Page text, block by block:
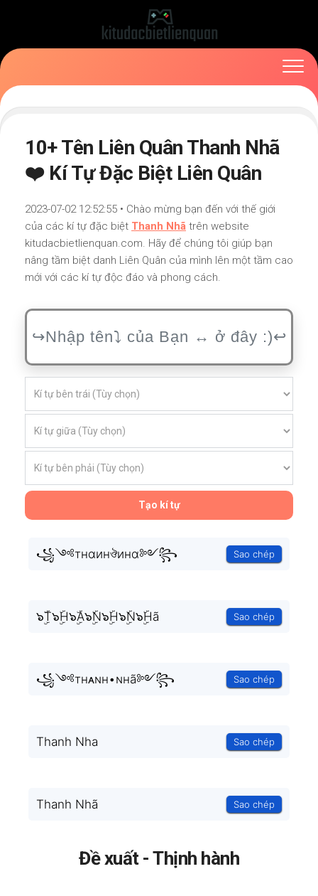
10+ Tên Liên Quân Thanh Nhã
❤️ Kí Tự Đặc Biệt Liên Quân
2023-07-02 12:52:55 • Chào mừng bạn đến với thế giới
của các kí tự đặc biệt Thanh Nhã trên website
kitudacbietlienquan.com. Hãy để chúng tôi giúp bạn
nâng tầm biệt danh Liên Quân của mình lên một tầm cao
mới với các kí tự độc đáo và phong cách.
Tạo kí tự
꧁༺тнαинঔинα༻꧂ Sao chép
๖ۣۜT๖ۣۜH๖ۣۜA๖ۣۜN๖ۣۜH๖ۣۜN๖ۣۜHã Sao chép
꧁༺тнᴀɴн•ɴнã༻꧂ Sao chép
Thanh Nha Sao chép
Thanh Nhã Sao chép
Đề xuất - Thịnh hành